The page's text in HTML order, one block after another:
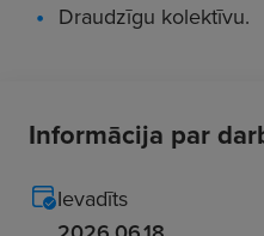
Draudzīgu kolektīvu.
Informācija par
Ievadīts